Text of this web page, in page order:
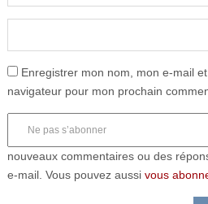
Enregistrer mon nom, mon e-mail
navigateur pour mon prochain
nouveaux commentaires ou des
e-mail. Vous pouvez aussi vous